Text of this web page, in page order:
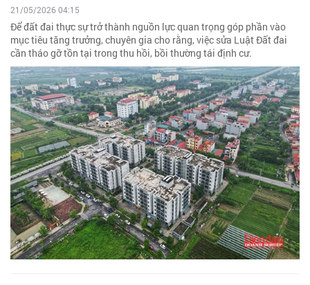
21/05/2026 04:15
Để đất đai thực sự trở thành nguồn lực quan trọng góp phần vào
mục tiêu tăng trưởng, chuyên gia cho rằng, việc sửa Luật Đất đai
cần tháo gỡ tồn tại trong thu hồi, bồi thường tái định cư.